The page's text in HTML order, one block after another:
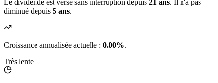
Le dividende est versé sans interruption depuis 21 ans. Il n'a pas
diminué depuis 5 ans.
Croissance annualisée actuelle : 0.00%.
Très lente